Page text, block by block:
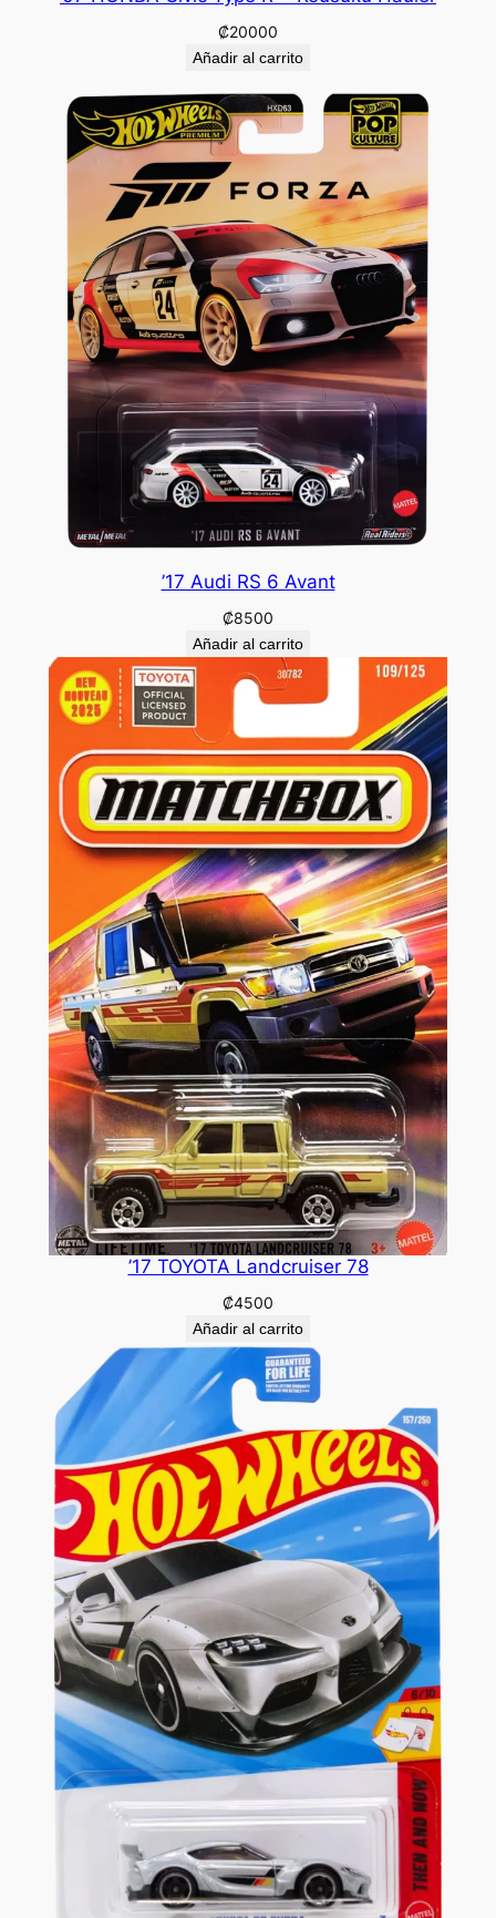
₡20000
Añadir al carrito
’17 Audi RS 6 Avant
₡8500
Añadir al carrito
’17 TOYOTA Landcruiser 78
₡4500
Añadir al carrito